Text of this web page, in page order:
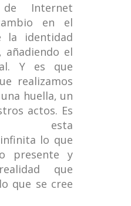
Internet
en el
la identidad
añadiendo el
Y es que
realizamos
huella, un
actos. Es
esta
lo que
presente y
que
que se cree